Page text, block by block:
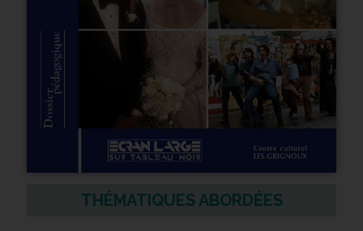
THÉMATIQUES ABORDÉES